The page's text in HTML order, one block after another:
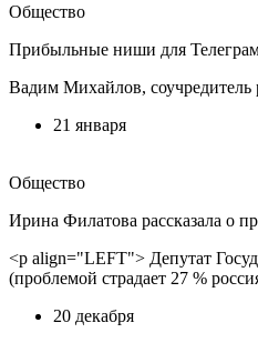
Общество
Прибыльные ниши для
Вадим Михайлов, соучредитель
21 января
Общество
Ирина Филатова рассказала о
<p align="LEFT"> Депутат
(проблемой страдает 27 %
20 декабря